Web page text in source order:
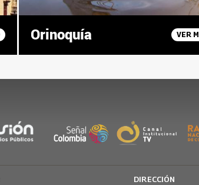
Orinoquía VER
DIRECCIÓN